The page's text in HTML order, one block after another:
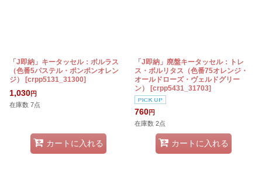
「J即納」キータッセル：ボルラス
（色番5パステル・ポンポンオレン
ジ）
[crpp5131_31300]
1,030円
在庫数 7点
カートに入れる
「J即納」廃盤キータッセル：トレ
ス・ボルリタス（色番75オレンジ・
オールドローズ・ヴェルドグリー
ン）
[crpp5431_31703]
760円
在庫数 2点
カートに入れる